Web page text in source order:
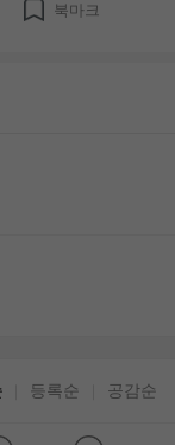
북마크
등록순 공감순